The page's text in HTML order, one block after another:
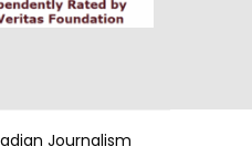
Journalism